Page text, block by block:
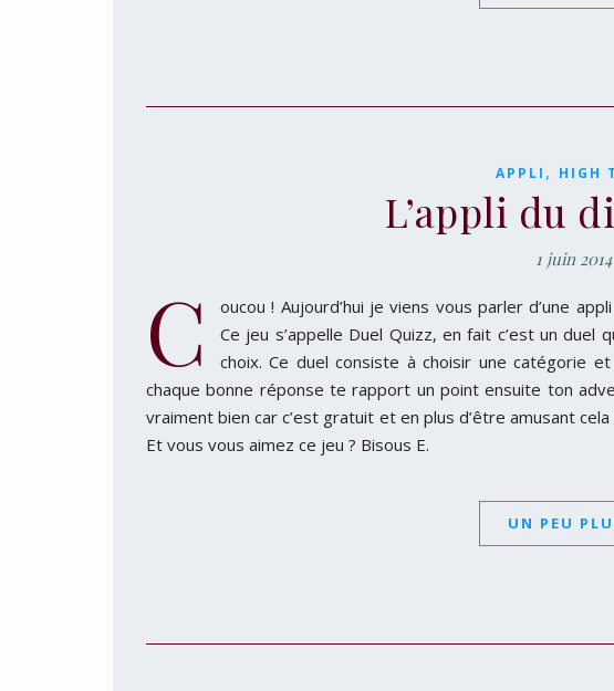
APPLI , HIGH
L’appli du
1 juin 2014
C
oucou ! Aujourd’hui je viens vous parler d’une
Ce jeu s’appelle Duel Quizz, en fait c’est un
choix. Ce duel consiste à choisir une catégorie
chaque bonne réponse te rapport un point ensuite ton
vraiment bien car c’est gratuit et en plus d’être amusant
Et vous vous aimez ce jeu ? Bisous E.
UN PEU